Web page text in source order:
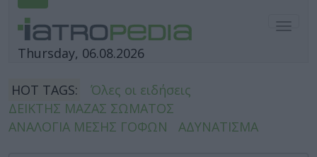
Thursday, 06.08.2026
HOT TAGS:
Όλες οι ειδήσεις
ΔΕΙΚΤΗΣ ΜΑΖΑΣ ΣΩΜΑΤΟΣ
ΑΝΑΛΟΓΙΑ ΜΕΣΗΣ ΓΟΦΩΝ
ΑΔΥΝΑΤΙΣΜΑ